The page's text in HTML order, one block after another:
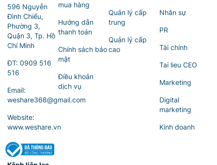
596 Nguyễn
Đình Chiểu,
Phường 3,
Quận 3, Tp. Hồ
Chí Minh
ĐT: 0909 516
516
Email:
weshare368@gmail.com
Website:
www.weshare.vn
mua hàng
Hướng dẫn
thanh toán
Chính sách bảo
mật
Điều khoản
dịch vụ
Quản lý cấp
trung
Quản lý cấp
cao
Nhân sự
PR
Tài chính
Tai lieu CEO
Marketing
Digital
marketing
Kinh doanh